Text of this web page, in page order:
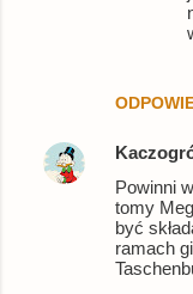
Powinni
tomy
być
ramach